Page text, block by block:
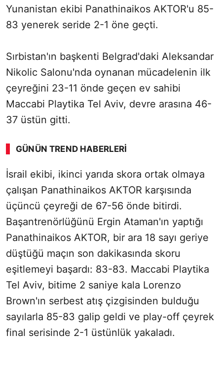
Yunanistan ekibi Panathinaikos AKTOR'u 85-
83 yenerek seride 2-1 öne geçti.
Sırbistan'ın başkenti Belgrad'daki Aleksandar
Nikolic Salonu'nda oynanan mücadelenin ilk
çeyreğini 23-11 önde geçen ev sahibi
Maccabi Playtika Tel Aviv, devre arasına 46-
37 üstün gitti.
GÜNÜN TREND HABERLERI
İsrail ekibi, ikinci yarıda skora ortak olmaya
çalışan Panathinaikos AKTOR karşısında
üçüncü çeyreği de 67-56 önde bitirdi.
Başantrenörlüğünü Ergin Ataman'ın yaptığı
Panathinaikos AKTOR, bir ara 18 sayı geriye
düştüğü maçın son dakikasında skoru
eşitlemeyi başardı: 83-83. Maccabi Playtika
Tel Aviv, bitime 2 saniye kala Lorenzo
Brown'ın serbest atış çizgisinden bulduğu
sayılarla 85-83 galip geldi ve play-off çeyrek
final serisinde 2-1 üstünlük yakaladı.